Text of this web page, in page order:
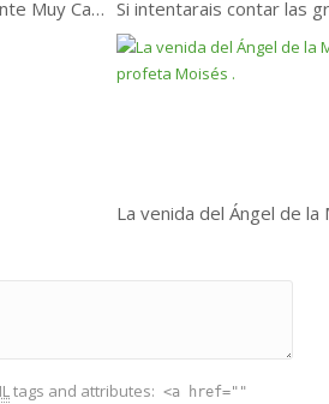
El Hijab Es Un Diamante Muy Caro.
tags and attributes: <a href=""